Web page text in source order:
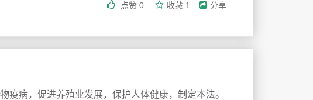
点赞 0 收藏 1 分享
疫病，促进养殖业发展，保护人体健康，制定本法。